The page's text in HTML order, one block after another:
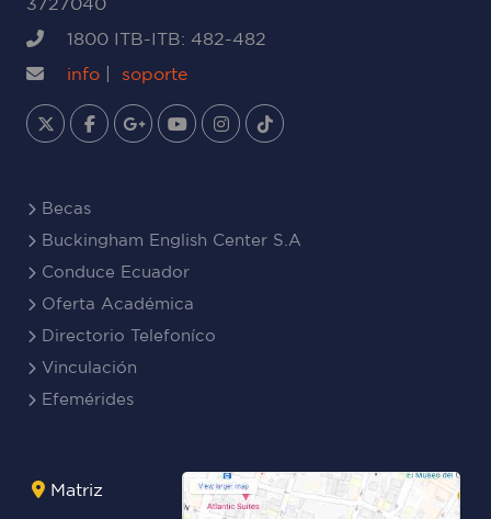
1800 ITB-ITB: 482-482
info
soporte
Becas
Buckingham English Center S.A
Conduce Ecuador
Oferta Académica
Directorio Telefoníco
Vinculación
Efemérides
Matriz